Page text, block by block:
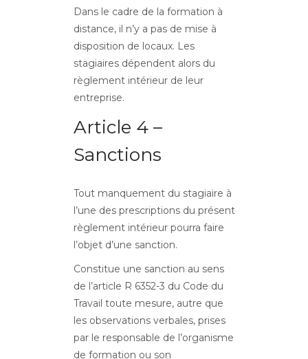
Dans le cadre de la formation à
distance, il n’y a pas de mise à
disposition de locaux. Les
stagiaires dépendent alors du
règlement intérieur de leur
entreprise.
Article 4 –
Sanctions
Tout manquement du stagiaire à
l’une des prescriptions du présent
règlement intérieur pourra faire
l’objet d’une sanction.
Constitue une sanction au sens
de l’article R 6352-3 du Code du
Travail toute mesure, autre que
les observations verbales, prises
par le responsable de l’organisme
de formation ou son